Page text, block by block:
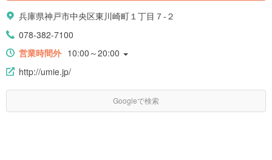
兵庫県神戸市中央区東川崎町１丁目７-２
078-382-7100
営業時間外 10:00～20:00
http://umie.jp/
Googleで検索